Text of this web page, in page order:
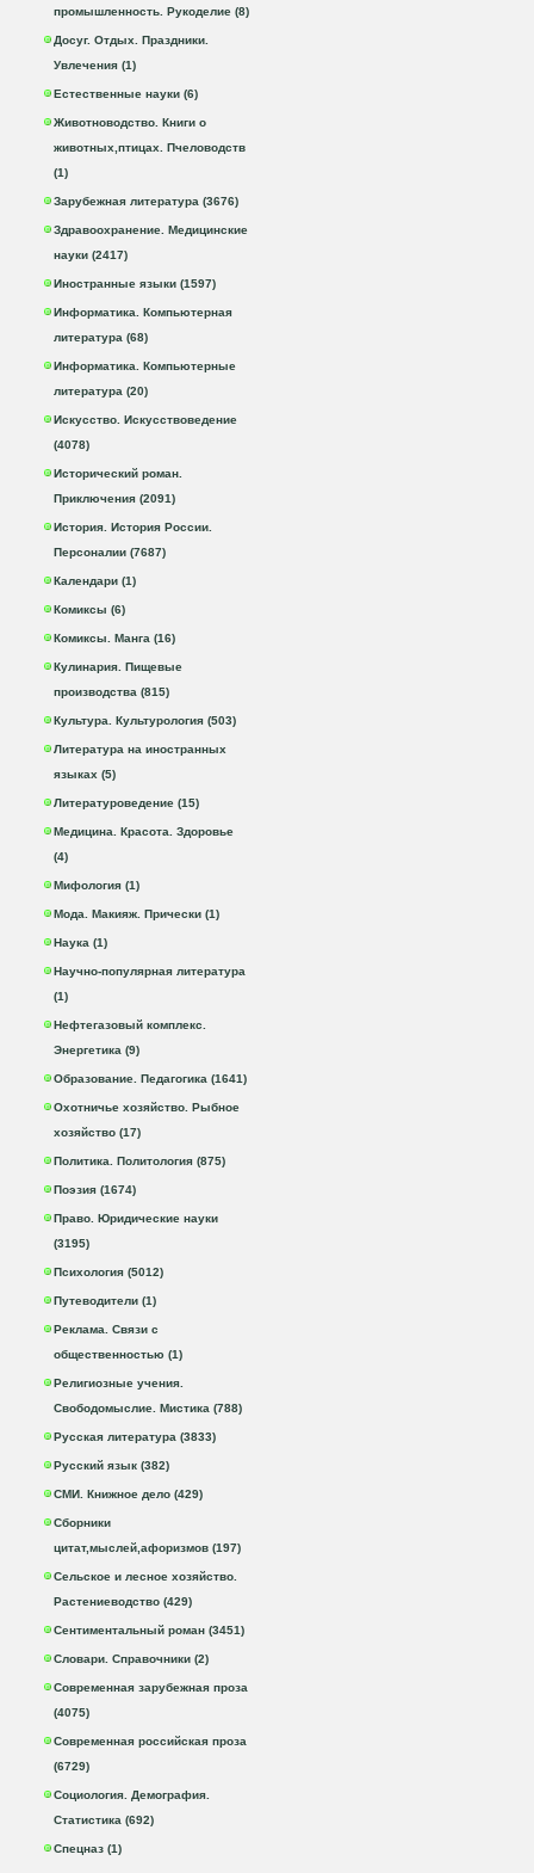
промышленность. Рукоделие (8)
Досуг. Отдых. Праздники.
Увлечения (1)
Естественные науки (6)
Животноводство. Книги о
животных,птицах. Пчеловодств
(1)
Зарубежная литература (3676)
Здравоохранение. Медицинские
науки (2417)
Иностранные языки (1597)
Информатика. Компьютерная
литература (68)
Информатика. Компьютерные
литература (20)
Искусство. Искусствоведение
(4078)
Исторический роман.
Приключения (2091)
История. История России.
Персоналии (7687)
Календари (1)
Комиксы (6)
Комиксы. Манга (16)
Кулинария. Пищевые
производства (815)
Культура. Культурология (503)
Литература на иностранных
языках (5)
Литературоведение (15)
Медицина. Красота. Здоровье
(4)
Мифология (1)
Мода. Макияж. Прически (1)
Наука (1)
Научно-популярная литература
(1)
Нефтегазовый комплекс.
Энергетика (9)
Образование. Педагогика (1641)
Охотничье хозяйство. Рыбное
хозяйство (17)
Политика. Политология (875)
Поэзия (1674)
Право. Юридические науки
(3195)
Психология (5012)
Путеводители (1)
Реклама. Связи с
общественностью (1)
Религиозные учения.
Свободомыслие. Мистика (788)
Русская литература (3833)
Русский язык (382)
СМИ. Книжное дело (429)
Сборники
цитат,мыслей,афоризмов (197)
Сельское и лесное хозяйство.
Растениеводство (429)
Сентиментальный роман (3451)
Словари. Справочники (2)
Современная зарубежная проза
(4075)
Современная российская проза
(6729)
Социология. Демография.
Статистика (692)
Спецназ (1)